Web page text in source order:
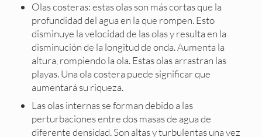
Olas costeras: estas olas son más cortas que la
profundidad del agua en la que rompen. Esto
disminuye la velocidad de las olas y resulta en la
disminución de la longitud de onda. Aumenta la
altura, rompiendo la ola. Estas olas arrastran las
playas. Una ola costera puede significar que
aumentará su riqueza.
Las olas internas se forman debido a las
perturbaciones entre dos masas de agua de
diferente densidad. Son altas y turbulentas una vez